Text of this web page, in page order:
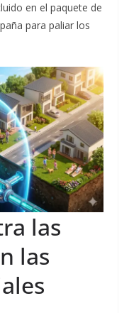
en el paquete de
para paliar los
las
las